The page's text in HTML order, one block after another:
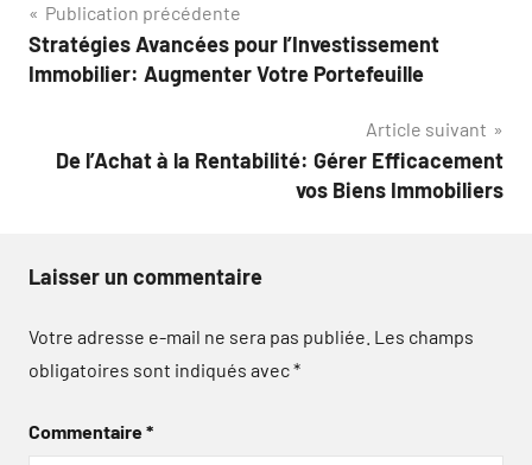
Navigation
de
Publication précédente
Stratégies Avancées pour l’Investissement
Immobilier: Augmenter Votre Portefeuille
Article suivant
De l’Achat à la Rentabilité: Gérer Efficacement
vos Biens Immobiliers
Laisser un commentaire
Votre adresse e-mail ne sera pas publiée. Les champs
obligatoires sont indiqués avec*
Commentaire*